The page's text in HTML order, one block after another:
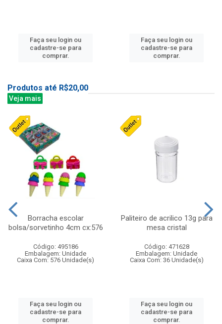
Faça seu login ou
cadastre-se para
comprar.
Faça seu login ou
cadastre-se para
comprar.
Produtos até R$20,00
Veja mais
Borracha escolar
bolsa/sorvetinho 4cm cx:576
Código: 495186
Embalagem: Unidade
Caixa Com: 576 Unidade(s)
Faça seu login ou
cadastre-se para
comprar.
Paliteiro de acrilico 13g para
mesa cristal
Código: 471628
Embalagem: Unidade
Caixa Com: 36 Unidade(s)
Faça seu login ou
cadastre-se para
comprar.